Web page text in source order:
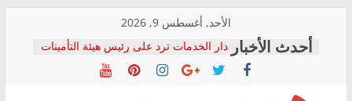
content
الأحد, أغسطس 9, 2026
دار الخدمات ترد على رئيس هيئة التأمينات
بعد مؤتمره الصحفي: إنكار الأزمة لا ينهي
معاناة أصحاب المعاشات.. ونطالب بكشف